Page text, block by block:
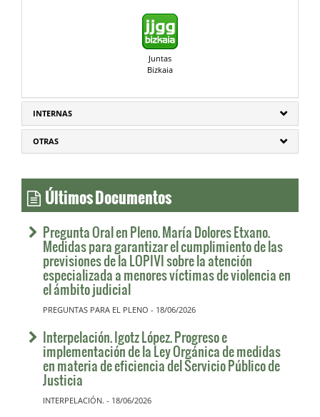
Juntas
Bizkaia
INTERNAS
OTRAS
Últimos Documentos
Pregunta Oral en Pleno. María Dolores Etxano.
Medidas para garantizar el cumplimiento de las
previsiones de la LOPIVI sobre la atención
especializada a menores víctimas de violencia en
el ámbito judicial
PREGUNTAS PARA EL PLENO - 18/06/2026
Interpelación. Igotz López. Progreso e
implementación de la Ley Orgánica de medidas
en materia de eficiencia del Servicio Público de
Justicia
INTERPELACIÓN. - 18/06/2026